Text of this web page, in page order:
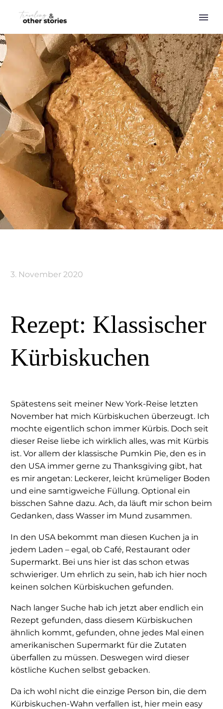
3. November 2020
Rezept: Klassischer
Kürbiskuchen
Spätestens seit meiner New York-Reise letzten
November hat mich Kürbiskuchen überzeugt. Ich
mochte eigentlich schon immer Kürbis. Doch seit
dieser Reise liebe ich wirklich alles, was mit Kürbis
ist. Vor allem der klassische Pumkin Pie, den es in
den USA immer gerne zu Thanksgiving gibt, hat
es mir angetan: Leckerer, leicht krümeliger Boden
und eine samtigweiche Füllung. Optional ein
bisschen Sahne dazu. Ach, da läuft mir schon beim
Gedanken, dass Wasser im Mund zusammen.
In den USA bekommt man diesen Kuchen ja in
jedem Laden – egal, ob Café, Restaurant oder
Supermarkt. Bei uns hier ist das schon etwas
schwieriger. Um ehrlich zu sein, hab ich hier noch
keinen solchen Kürbiskuchen gefunden.
Nach langer Suche hab ich jetzt aber endlich ein
Rezept gefunden, dass diesem Kürbiskuchen
ähnlich kommt, gefunden, ohne jedes Mal einen
amerikanischen Supermarkt für die Zutaten
überfallen zu müssen. Deswegen wird dieser
köstliche Kuchen selbst gebacken.
Da ich wohl nicht die einzige Person bin, die dem
Kürbiskuchen-Wahn verfallen ist, hier mein easy